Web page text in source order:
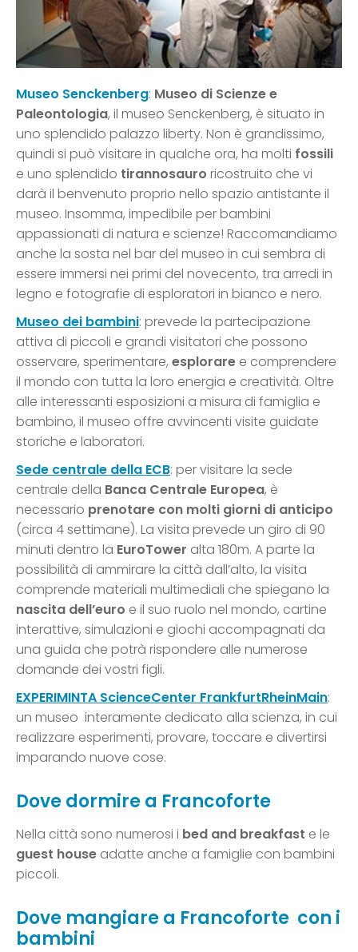
Museo Senckenberg: Museo di Scienze e
Paleontologia, il museo Senckenberg, è situato in
uno splendido palazzo liberty. Non è grandissimo,
quindi si può visitare in qualche ora, ha molti fossili
e uno splendido tirannosauro ricostruito che vi
darà il benvenuto proprio nello spazio antistante il
museo. Insomma, impedibile per bambini
appassionati di natura e scienze! Raccomandiamo
anche la sosta nel bar del museo in cui sembra di
essere immersi nei primi del novecento, tra arredi in
legno e fotografie di esploratori in bianco e nero.
Museo dei bambini: prevede la partecipazione
attiva di piccoli e grandi visitatori che possono
osservare, sperimentare, esplorare e comprendere
il mondo con tutta la loro energia e creatività. Oltre
alle interessanti esposizioni a misura di famiglia e
bambino, il museo offre avvincenti visite guidate
storiche e laboratori.
Sede centrale della ECB: per visitare la sede
centrale della Banca Centrale Europea, è
necessario prenotare con molti giorni di anticipo
(circa 4 settimane). La visita prevede un giro di 90
minuti dentro la EuroTower alta 180m. A parte la
possibilità di ammirare la città dall’alto, la visita
comprende materiali multimediali che spiegano la
nascita dell’euro e il suo ruolo nel mondo, cartine
interattive, simulazioni e giochi accompagnati da
una guida che potrà rispondere alle numerose
domande dei vostri figli.
EXPERIMINTA ScienceCenter FrankfurtRheinMain:
un museo interamente dedicato alla scienza, in cui
realizzare esperimenti, provare, toccare e divertirsi
imparando nuove cose.
Dove dormire a Francoforte
Nella città sono numerosi i bed and breakfast e le
guest house adatte anche a famiglie con bambini
piccoli.
Dove mangiare a Francoforte con i
bambini